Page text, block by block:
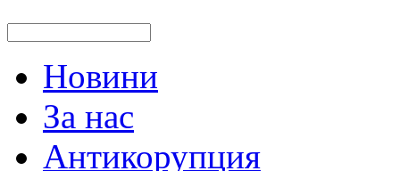
Новини
За нас
Антикорупция